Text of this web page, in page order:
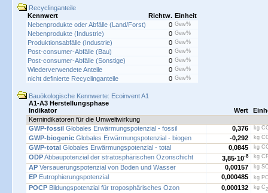
Recyclinganteile
Kennwert
Richtw. Einheit
Nebenprodukte oder Abfälle (Land/Forst)
0 Gew%
Nebenprodukte (Industrie) 0 Gew%
Produktionsabfälle (Industrie) 0 Gew%
Post-consumer-Abfälle (Bau) 0 Gew%
Post-consumer-Abfälle (Sonstige) 0 Gew%
Wiederverwendete Anteile 0 Gew%
nicht definierte Recyclinganteile 0 Gew%
Bauökologische Kennwerte: Ecoinvent A1
A1-A3 Herstellungsphase
Indikator
Wert
Kernindikatoren für die Umweltwirkung
GWP-fossil Globales Erwärmungspotenzial - fossil 0,376 kg
GWP-biogenic Globales Erwärmungspotenzial - biogen -0,292 kg
GWP-total Globales Erwärmungspotenzial - total 0,0845 kg
ODPAbbaupotenzial der stratosphärischen Ozonschicht 3,85·10-8 kg
AP Versauerungspotenzial von Boden und Wasser 0,00157 kg
EP Eutrophierungspotenzial 0,000485 kg
POCP Bildungspotenzial für troposphärisches Ozon 0,000132 kg C2